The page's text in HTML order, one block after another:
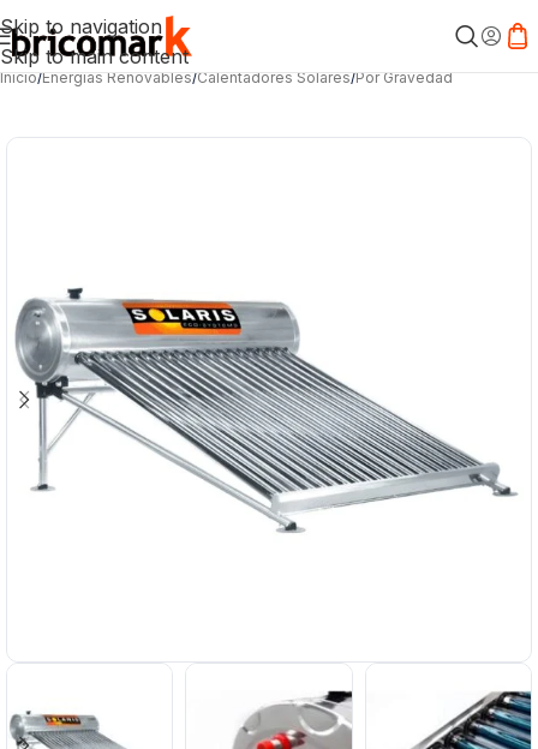
Skip to navigation
Skip to main content
Inicio/Energías Renovables/Calentadores Solares/Por Gravedad